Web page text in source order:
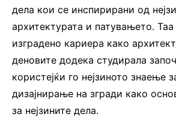
дела кои се инспирирани од
архитектурата и патувањето.
изградено кариера како
деновите додека студирала
користејќи го нејзиното знаење
дизајнирање на згради како
за нејзините дела.